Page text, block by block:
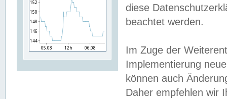
diese
beachtet werden.
Im Zuge der
Implementierung
können auch
Daher empfehlen wir